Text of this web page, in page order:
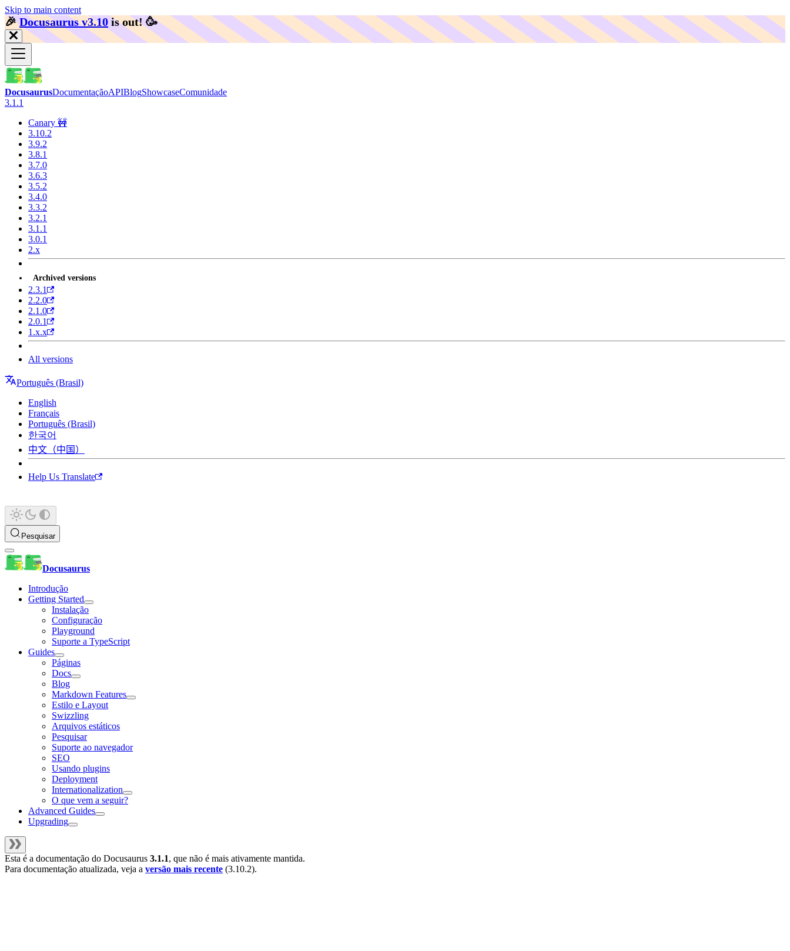
Skip to main content
🎉️Docusaurus v3.10 is out! 🥳️
DocusaurusDocumentaçãoAPIBlogShowcaseComunidade
3.1.1
Canary 🚧
3.10.2
3.9.2
3.8.1
3.7.0
3.6.3
3.5.2
3.4.0
3.3.2
3.2.1
3.1.1
3.0.1
2.x
Archived versions
2.3.1
2.2.0
2.1.0
2.0.1
1.x.x
All versions
Português (Brasil)
English
Français
Português (Brasil)
한국어
中文（中国）
Help Us Translate
Pesquisar
Docusaurus
Introdução
Getting Started
Instalação
Configuração
Playground
Suporte a TypeScript
Guides
Páginas
Docs
Blog
Markdown Features
Estilo e Layout
Swizzling
Arquivos estáticos
Pesquisar
Suporte ao navegador
SEO
Usando plugins
Deployment
Internationalization
O que vem a seguir?
Advanced Guides
Upgrading
Esta é a documentação do Docusaurus 3.1.1, que não é mais ativamente mantida.
Para documentação atualizada, veja a versão mais recente (3.10.2).